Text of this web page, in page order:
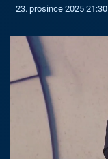
23. prosince 2025 21:30